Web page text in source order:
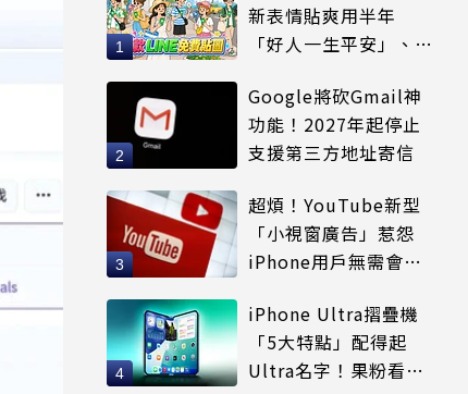
新表情貼爽用半年
「好人一生平安」、
Google將砍Gmail神
功能！2027年起停止
支援第三方地址寄信
超煩！YouTube新型
「小視窗廣告」惹怨
iPhone用戶無需會員
iPhone Ultra摺疊機
「5大特點」配得起
Ultra名字！果粉看完